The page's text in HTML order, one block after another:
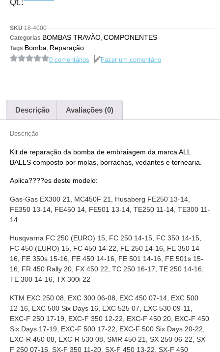
Qt.:
SKU 18-4000
Categorias BOMBAS TRAVÃO COMPONENTES
Tags Bomba Reparação
0 comentários Fazer um comentário
Descrição Avaliações (0)
Descrição
Kit de reparação da bomba de embraiagem da marca ALL
BALLS composto por molas, borrachas, vedantes e tornearia.
Aplica????es deste modelo:
Gas-Gas EX300 21, MC450F 21, Husaberg FE250 13-14,
FE350 13-14, FE450 14, FE501 13-14, TE250 11-14, TE300 11-
14
Husqvarna FC 250 (EURO) 15, FC 250 14-15, FC 350 14-15,
FC 450 (EURO) 15, FC 450 14-22, FE 250 14-16, FE 350 14-
16, FE 350s 15-16, FE 450 14-16, FE 501 14-16, FE 501s 15-
16, FR 450 Rally 20, FX 450 22, TC 250 16-17, TE 250 14-16,
TE 300 14-16, TX 300i 22
KTM EXC 250 08, EXC 300 06-08, EXC 450 07-14, EXC 500
12-16, EXC 500 Six Days 16, EXC 525 07, EXC 530 09-11,
EXC-F 250 17-19, EXC-F 350 12-22, EXC-F 450 20, EXC-F 450
Six Days 17-19, EXC-F 500 17-22, EXC-F 500 Six Days 20-22,
EXC-R 450 08, EXC-R 530 08, SMR 450 21, SX 250 06-22, SX-
F 250 07-15, SX-F 350 11-20, SX-F 450 13-22, SX-F 450